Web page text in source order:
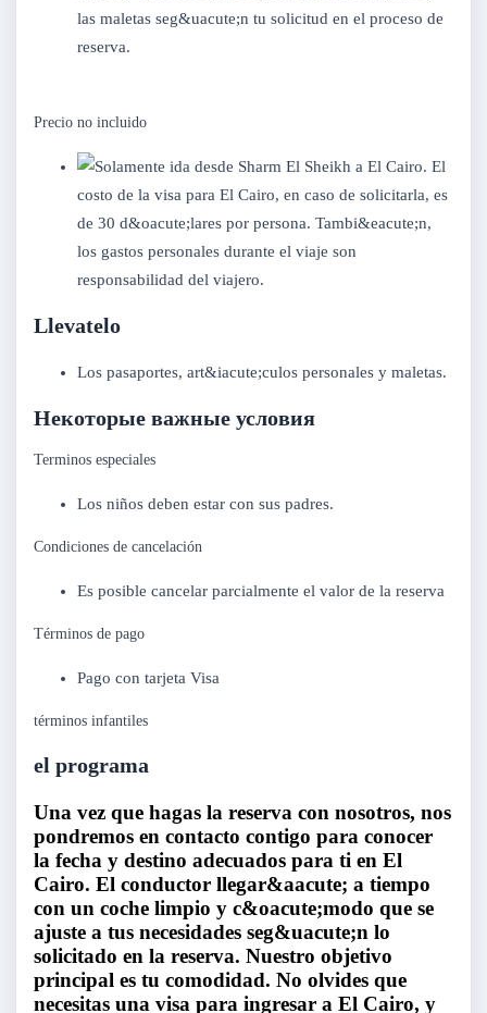
las maletas seg&uacute;n tu solicitud en el proceso de
reserva.
Precio no incluido
El
costo de la visa para El Cairo, en caso de solicitarla, es
de 30 d&oacute;lares por persona. Tambi&eacute;n,
los gastos personales durante el viaje son
responsabilidad del viajero.
Llevatelo
Los pasaportes, art&iacute;culos personales y maletas.
Некоторые важные условия
Terminos especiales
Los niños deben estar con sus padres.
Condiciones de cancelación
Es posible cancelar parcialmente el valor de la reserva
Términos de pago
Pago con tarjeta Visa
términos infantiles
el programa
Una vez que hagas la reserva con nosotros, nos
pondremos en contacto contigo para conocer
la fecha y destino adecuados para ti en El
Cairo. El conductor llegar&aacute; a tiempo
con un coche limpio y c&oacute;modo que se
ajuste a tus necesidades seg&uacute;n lo
solicitado en la reserva. Nuestro objetivo
principal es tu comodidad. No olvides que
necesitas una visa para ingresar a El Cairo, y